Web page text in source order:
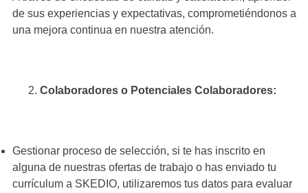
de sus experiencias y expectativas, comprometiéndonos a
una mejora continua en nuestra atención.
Colaboradores o Potenciales Colaboradores:
Gestionar proceso de selección, si te has inscrito en
alguna de nuestras ofertas de trabajo o has enviado tu
currículum a SKEDIO, utilizaremos tus datos para evaluar